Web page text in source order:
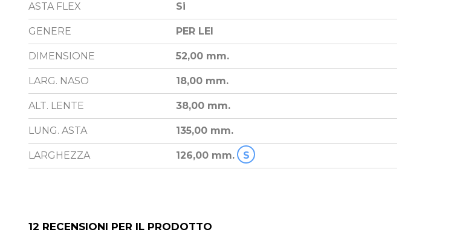
ASTA FLEX Si
GENERE PER LEI
DIMENSIONE 52,00 mm.
LARG. NASO 18,00 mm.
ALT. LENTE 38,00 mm.
LUNG. ASTA 135,00 mm.
LARGHEZZA 126,00 mm. S
12 RECENSIONI PER IL PRODOTTO